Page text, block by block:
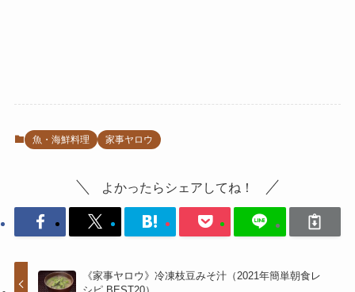
魚・海鮮料理 家事ヤロウ
よかったらシェアしてね！
《家事ヤロウ》冷凍枝豆みそ汁（2021年簡単朝食レ